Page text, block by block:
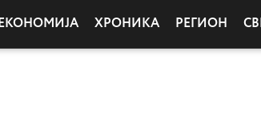
ЕКОНОМИЈА ХРОНИКА РЕГИОН